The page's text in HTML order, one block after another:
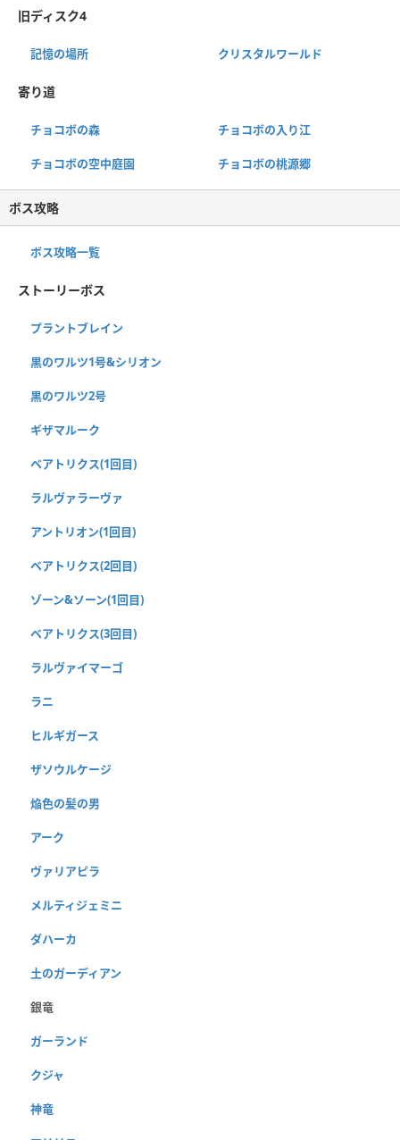
旧ディスク4
記憶の場所 クリスタルワールド
寄り道
チョコボの森 チョコボの入り江
チョコボの空中庭園 チョコボの桃源郷
ボス攻略
ボス攻略一覧
ストーリーボス
プラントブレイン
黒のワルツ1号&シリオン
黒のワルツ2号
ギザマルーク
ベアトリクス(1回目)
ラルヴァラーヴァ
アントリオン(1回目)
ベアトリクス(2回目)
ゾーン&ソーン(1回目)
ベアトリクス(3回目)
ラルヴァイマーゴ
ラニ
ヒルギガース
ザソウルケージ
焔色の髪の男
アーク
ヴァリアピラ
メルティジェミニ
ダハーカ
土のガーディアン
銀竜
ガーランド
クジャ
神竜